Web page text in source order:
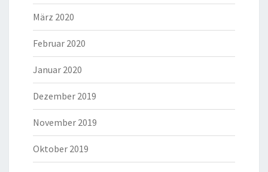
März 2020
Februar 2020
Januar 2020
Dezember 2019
November 2019
Oktober 2019